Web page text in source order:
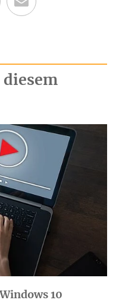
auf Twitter
Per E-Mail senden
10